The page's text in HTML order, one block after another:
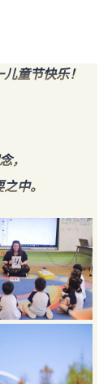
童节快乐！
，
中。